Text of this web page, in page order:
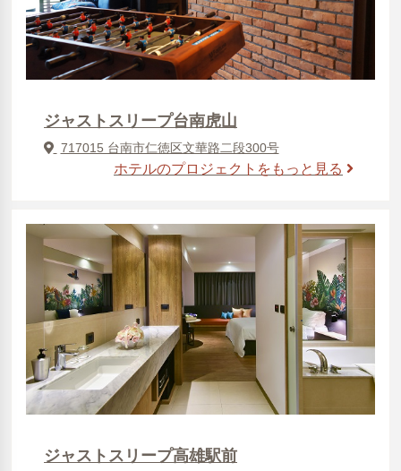
ジャストスリープ台南虎山
717015 台南市仁徳区文華路二段300号
ホテルのプロジェクトをもっと見る
ジャストスリープ高雄駅前